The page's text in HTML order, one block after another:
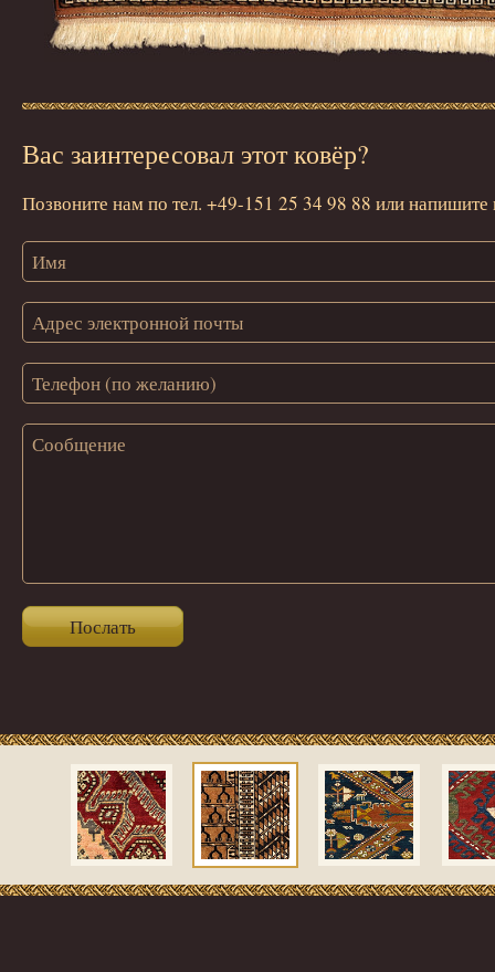
Вас заинтересовал этот ковёр?
Позвоните нам по тел. +49-151 25 34 98 88 или
Послать